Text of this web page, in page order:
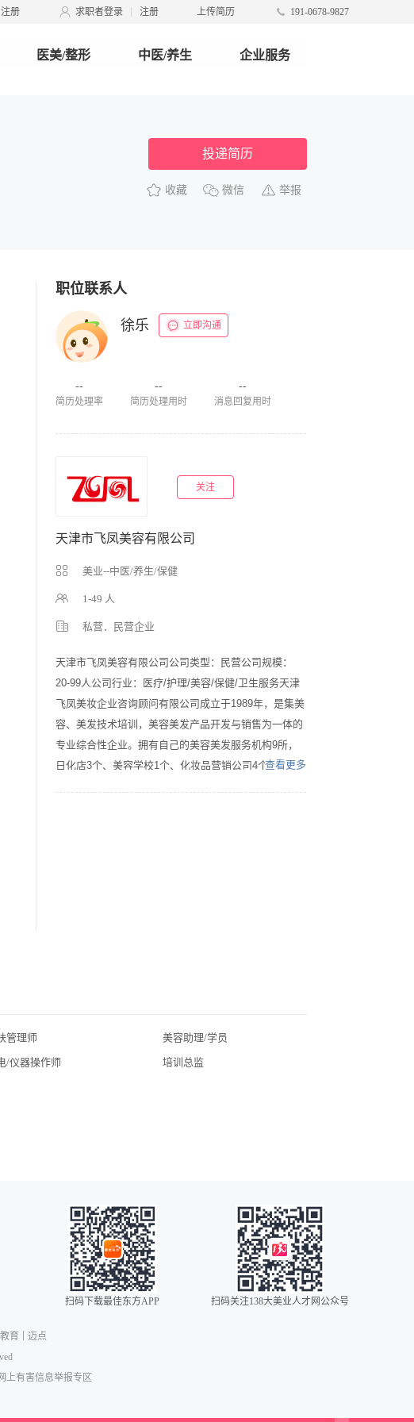
注册 求职者登录 注册 上传简历 191-0678-9827
医美/整形 中医/养生 企业服务
投递简历
收藏 微信 举报
职位联系人
徐乐 立即沟通
--
简历处理率
--
简历处理用时
--
消息回复用时
关注
天津市飞凤美容有限公司
美业--中医/养生/保健
1-49 人
私营．民营企业
天津市飞凤美容有限公司公司类型：民营公司规模：
20-99人公司行业：医疗/护理/美容/保健/卫生服务天津
飞凤美妆企业咨询顾问有限公司成立于1989年，是集美
容、美发技术培训，美容美发产品开发与销售为一体的
专业综合性企业。拥有自己的美容美发服务机构9所，
日化店3个、美容学校1个、化妆品营销公司4个、员工
提升培训班取得了良好的社会和经济效益，为美容连锁
店、日化精品店及前店后院的发展提供了广阔的平台，
查看更多
管理师 美容助理/学员
/仪器操作师 培训总监
昆明美业招聘
全国美业招聘
苏州美业招聘
无锡美业招聘
扬州美业招聘
扫码下载最佳东方APP 扫码关注138大美业人才网公众号
育
迈点
上有害信息举报专区
00853